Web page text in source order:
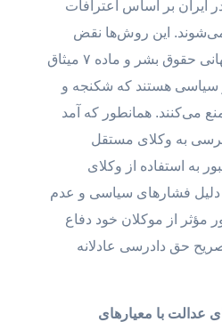
ایران بر اساس اعترافات
این روش‌ها نقض
آشکار ماده ۵ اعلامیه جهانی حقوق بشر و ماده ۷ میثاق
سیاسی هستند که شکنجه و
می‌کنند. همانطور که آمد
به وکلای مستقل
به استفاده از وکلای
فشارهای سیاسی و عدم
مؤثر از موکلان خود دفاع
حق دادرسی عادلانه
عدالت با معیارهای